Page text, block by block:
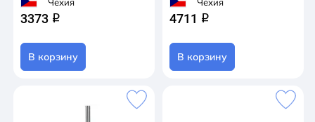
3373 q
В корзину
4711 q
В корзину